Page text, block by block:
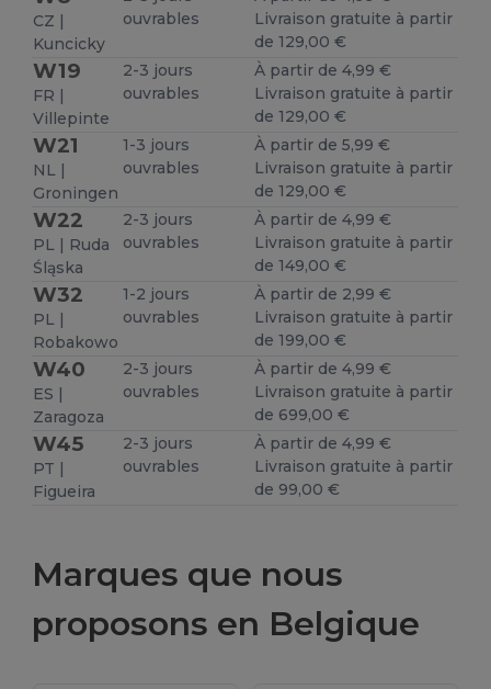
CZ |
Kuncicky
ouvrables
Livraison gratuite à partir
de 129,00 €
W19
FR |
Villepinte
2-3 jours
ouvrables
À partir de 4,99 €
Livraison gratuite à partir
de 129,00 €
W21
NL |
Groningen
1-3 jours
ouvrables
À partir de 5,99 €
Livraison gratuite à partir
de 129,00 €
W22
PL | Ruda
Śląska
2-3 jours
ouvrables
À partir de 4,99 €
Livraison gratuite à partir
de 149,00 €
W32
PL |
Robakowo
1-2 jours
ouvrables
À partir de 2,99 €
Livraison gratuite à partir
de 199,00 €
W40
ES |
Zaragoza
2-3 jours
ouvrables
À partir de 4,99 €
Livraison gratuite à partir
de 699,00 €
W45
PT |
Figueira
2-3 jours
ouvrables
À partir de 4,99 €
Livraison gratuite à partir
de 99,00 €
Marques que nous
proposons en Belgique